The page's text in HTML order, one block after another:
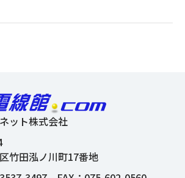
ット株式会社
竹田泓ノ川町17番地